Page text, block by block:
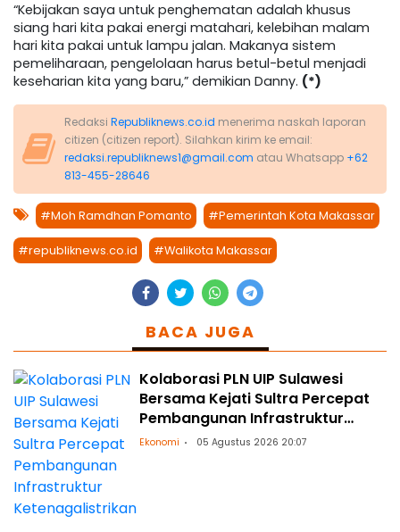
“Kebijakan saya untuk penghematan adalah khusus
siang hari kita pakai energi matahari, kelebihan malam
hari kita pakai untuk lampu jalan. Makanya sistem
pemeliharaan, pengelolaan harus betul-betul menjadi
keseharian kita yang baru,” demikian Danny. (*)
Redaksi Republiknews.co.id menerima naskah laporan
citizen (citizen report). Silahkan kirim ke email:
redaksi.republiknews1@gmail.com atau Whatsapp +62
813-455-28646
#Moh Ramdhan Pomanto #Pemerintah Kota Makassar
#republiknews.co.id #Walikota Makassar
BACA JUGA
Kolaborasi PLN UIP Sulawesi
Bersama Kejati Sultra Percepat
Pembangunan Infrastruktur
Ketenagalistrikan
Ekonomi 05 Agustus 2026 20:07